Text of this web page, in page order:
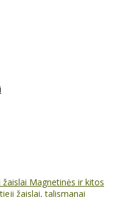
Magnetinės ir kitos
žaislai, talismanai